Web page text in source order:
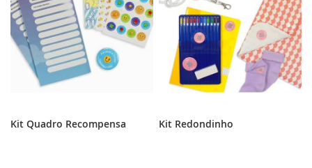
Kit Quadro Recompensa Kit Redondinho